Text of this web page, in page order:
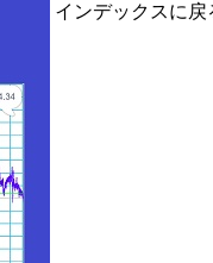
インデックスに戻